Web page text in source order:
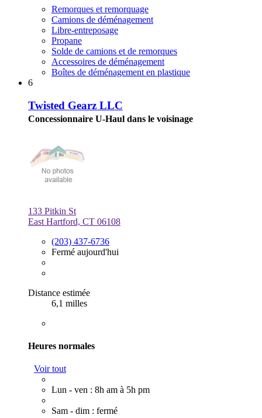
Remorques et remorquage
Camions de déménagement
Libre-entreposage
Propane
Solde de camions et de remorques
Accessoires de déménagement
Boîtes de déménagement en plastique
6
Twisted Gearz LLC
Concessionnaire U-Haul dans le voisinage
133 Pitkin St
East Hartford, CT 06108
(203) 437-6736
Fermé aujourd'hui
Distance estimée
6,1 milles
Heures normales
Voir tout
Lun - ven : 8h am à 5h pm
Sam - dim : fermé